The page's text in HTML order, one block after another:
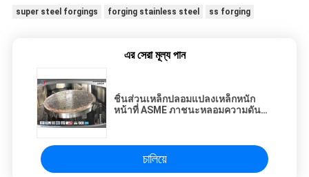
super steel forgings forging stainless steel ss forging
এর সেরা মূল্য পান
ชิ้นส่วนเหล็กปลอมแปลงเหล็กหนัก
หน้าที่ ASME ภาชนะหลอมความดัน
চালিয়ে